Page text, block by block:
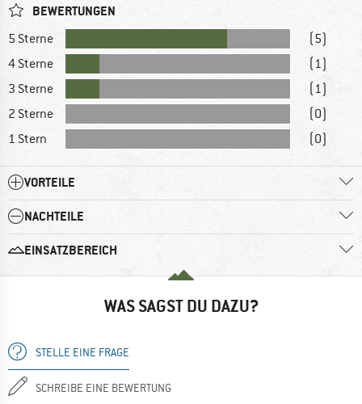
BEWERTUNGEN
5 Sterne
(5)
4 Sterne
(1)
3 Sterne
(1)
2 Sterne
(0)
1 Stern
(0)
VORTEILE
NACHTEILE
EINSATZBEREICH
WAS SAGST DU DAZU?
STELLE EINE FRAGE
SCHREIBE EINE BEWERTUNG